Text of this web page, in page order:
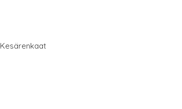
Kesärenkaat